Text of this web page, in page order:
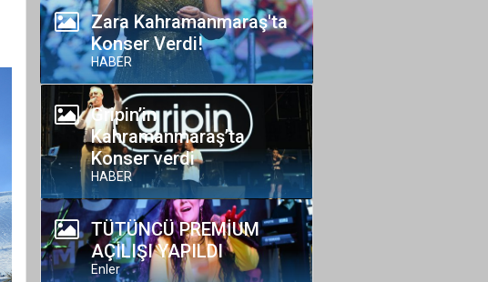
Zara Kahramanmaraş'ta
Konser Verdi!
HABER
Gripin’in
Kahramanmaraş’ta
Konser verdi
HABER
TÜTÜNCÜ PREMİUM
AÇILIŞI YAPILDI
Enler